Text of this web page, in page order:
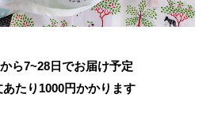
ら7~28日でお届け予定
たり 1000円かかります